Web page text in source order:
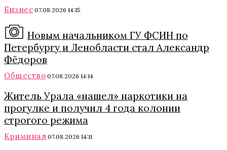
Бизнес 07.08.2026 14:15
Новым начальником ГУ ФСИН по
Петербургу и Ленобласти стал Александр
Фёдоров
Общество 07.08.2026 14:14
Житель Урала «нашел» наркотики на
прогулке и получил 4 года колонии
строгого режима
Криминал 07.08.2026 14:11